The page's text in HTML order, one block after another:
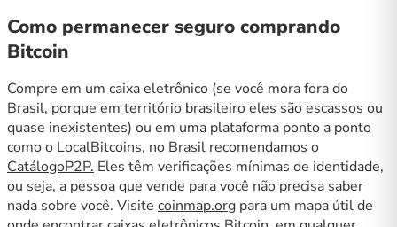
Como permanecer seguro comprando
Bitcoin
Compre em um caixa eletrônico (se você mora fora do
Brasil, porque em território brasileiro eles são escassos ou
quase inexistentes) ou em uma plataforma ponto a ponto
como o LocalBitcoins, no Brasil recomendamos o
CatálogoP2P. Eles têm verificações mínimas de identidade,
ou seja, a pessoa que vende para você não precisa saber
nada sobre você. Visite coinmap.org para um mapa útil de